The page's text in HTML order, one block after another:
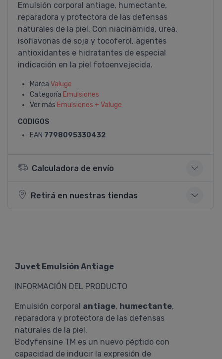
Emulsión corporal antiage, humectante,
reparadora y protectora de las defensas
naturales de la piel. Con niacinamida, urea,
isoflavonas de soja y tocoferol, agentes
antioxidantes e hidratantes de especial
indicación en la piel fotoenvejecida.
Marca Valuge
Categoría Emulsiones
Ver más Emulsiones + Valuge
CODIGOS
EAN 7798095330432
Calculadora de envío
Retirá en nuestras tiendas
Juvet Emulsión Antiage
INFORMACIÓN DEL PRODUCTO
Emulsión corporal antiage, humectante,
reparadora y protectora de las defensas
naturales de la piel.
Bodyfensine TM es un nuevo péptido con
capacidad de inducir la expresión de